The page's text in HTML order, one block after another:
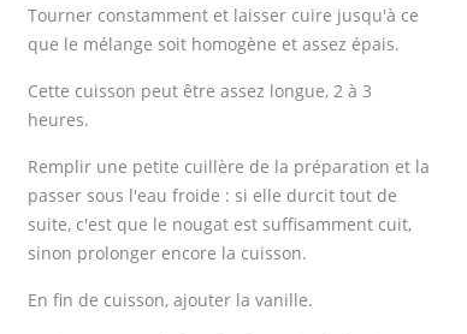
Tourner constamment et laisser cuire jusqu'à ce
que le mélange soit homogène et assez épais.
Cette cuisson peut être assez longue, 2 à 3
heures.
Remplir une petite cuillère de la préparation et la
passer sous l'eau froide : si elle durcit tout de
suite, c'est que le nougat est suffisamment cuit,
sinon prolonger encore la cuisson.
En fin de cuisson, ajouter la vanille.